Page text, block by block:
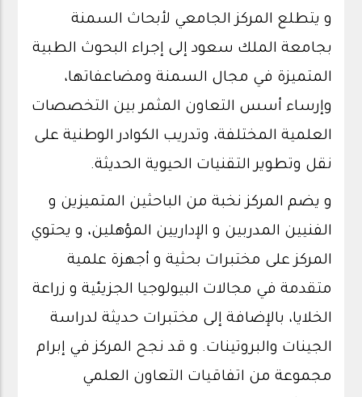
و يتطلع المركز الجامعي لأبحاث السمنة
بجامعة الملك سعود إلى إجراء البحوث الطبية
المتميزة في مجال السمنة ومضاعفاتها،
وإرساء أسس التعاون المثمر بين التخصصات
العلمية المختلفة، وتدريب الكوادر الوطنية على
نقل وتطوير التقنيات الحيوية الحديثة.
و يضم المركز نخبة من الباحثين المتميزين و
الفنيين المدربين و الإداريين المؤهلين، و يحتوي
المركز على مختبرات بحثية و أجهزة علمية
متقدمة في مجالات البيولوجيا الجزيئية و زراعة
الخلايا، بالإضافة إلى مختبرات حديثة لدراسة
الجينات والبروتينات. و قد نجح المركز في إبرام
مجموعة من اتفاقيات التعاون العلمي